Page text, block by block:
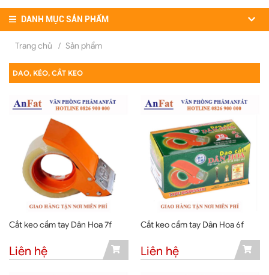
DANH MỤC SẢN PHẨM
Trang chủ / Sản phẩm
DAO, KÉO, CẮT KEO
Cắt keo cầm tay Dân Hoa 7f
Liên hệ
Cắt keo cầm tay Dân Hoa 6f
Liên hệ